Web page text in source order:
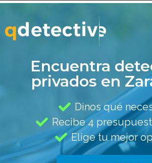
Encuentra
privados en
Dinos qué
Recibe 4
Elige tu mejor